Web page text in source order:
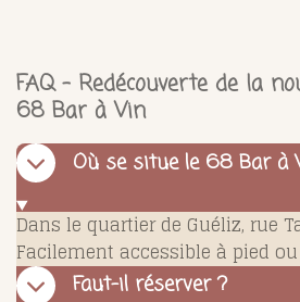
FAQ – Redécouverte de la
68 Bar à Vin
Où se situe le 68 Bar à
Dans le quartier de Guéliz, rue
Facilement accessible à pied
Faut-il réserver ?